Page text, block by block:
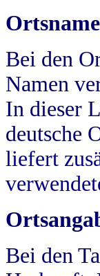
Bei den
Namen
In dieser
deutsche
liefert
Bei den